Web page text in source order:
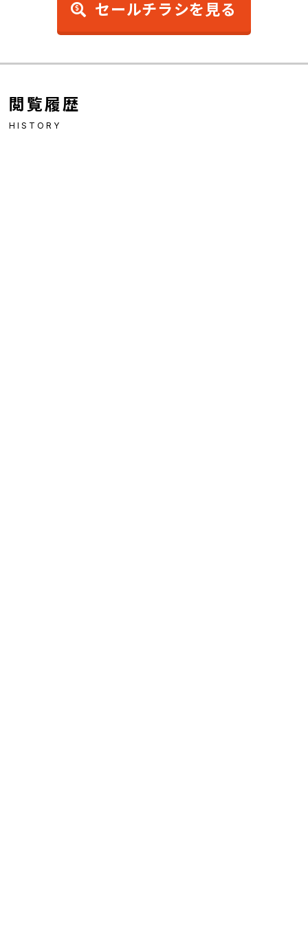
セールチラシを見る
閲覧履歴
HISTORY